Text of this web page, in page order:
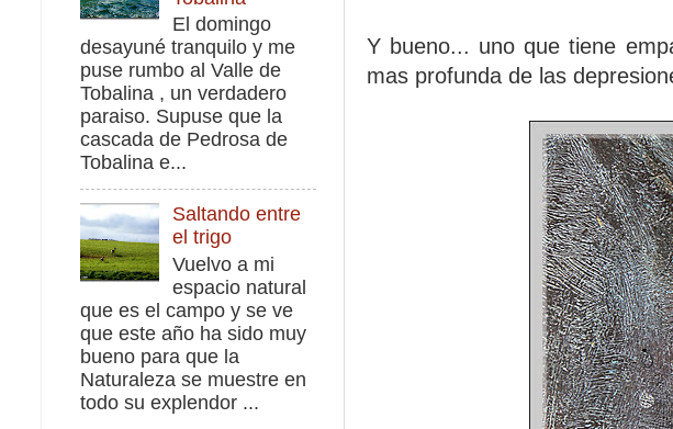
Y bueno... uno que tiene
mas profunda de las
El domingo
desayuné tranquilo y me
puse rumbo al Valle de
Tobalina , un verdadero
paraiso. Supuse que la
cascada de Pedrosa de
Tobalina e...
Saltando entre
el trigo
Vuelvo a mi
espacio natural
que es el campo y se ve
que este año ha sido muy
bueno para que la
Naturaleza se muestre en
todo su explendor ...